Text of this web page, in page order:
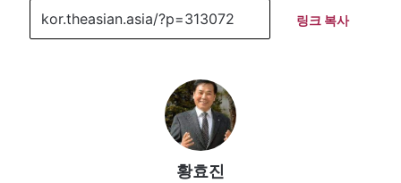
링크 복사
황효진